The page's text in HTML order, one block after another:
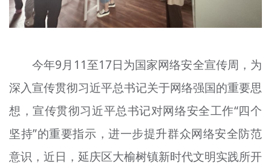
专题
今年9月11至17日为国家网络安全宣传周，为
深入宣传贯彻习近平总书记关于网络强国的重要思
想，宣传贯彻习近平总书记对网络安全工作“四个
坚持”的重要指示，进一步提升群众网络安全防范
意识，近日，延庆区大榆树镇新时代文明实践所开